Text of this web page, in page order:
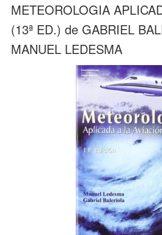
METEOROLOGIA
(13ª ED.) de GABRIEL
MANUEL LEDESMA